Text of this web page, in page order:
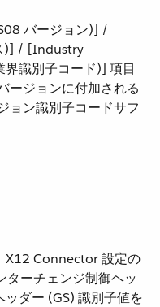
バージョン)] /
)] / [Industry
識別子コード)] 項目
ージョンに付加される
ョン識別子コードサフ
X12 Connector 設定の
ターチェンジ制御ヘッ
ダー (GS) 識別子値を